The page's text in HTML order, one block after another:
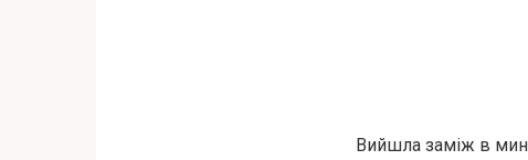
Вийшла заміж в